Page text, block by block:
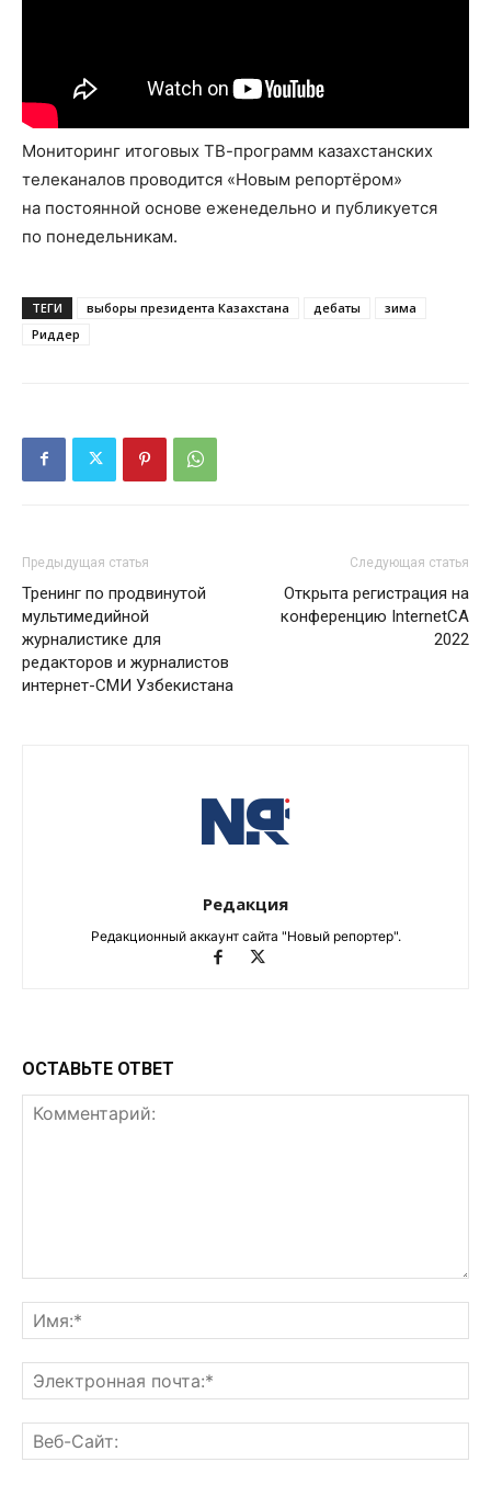
Мониторинг итоговых ТВ-программ казахстанских
телеканалов проводится «Новым репортёром»
на постоянной основе еженедельно и публикуется
по понедельникам.
ТЕГИ выборы президента Казахстана дебаты
зима
Риддер
Предыдущая статья
Тренинг по продвинутой
мультимедийной
журналистике для
редакторов и журналистов
интернет-СМИ Узбекистана
Следующая статья
Открыта регистрация на
конференцию InternetCA
2022
Редакция
Редакционный аккаунт сайта "Новый репортер".
ОСТАВЬТЕ ОТВЕТ